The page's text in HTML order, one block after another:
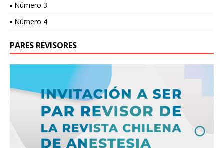
▪ Número 3
▪ Número 4
PARES REVISORES